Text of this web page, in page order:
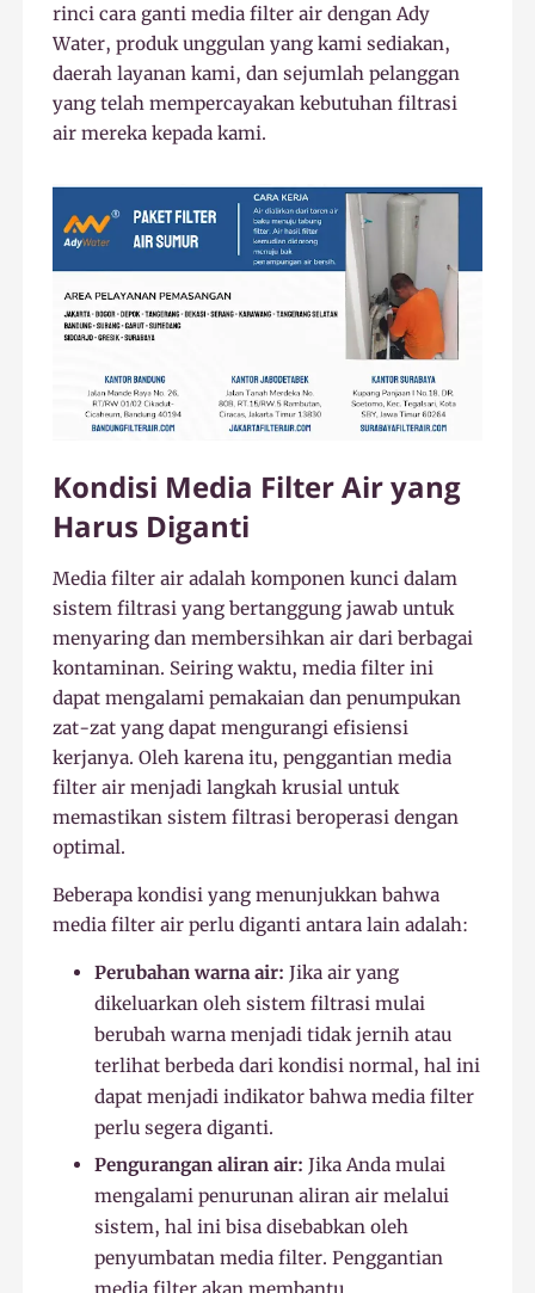
rinci cara ganti media filter air dengan Ady
Water, produk unggulan yang kami sediakan,
daerah layanan kami, dan sejumlah pelanggan
yang telah mempercayakan kebutuhan filtrasi
air mereka kepada kami.
Kondisi Media Filter Air yang
Harus Diganti
Media filter air adalah komponen kunci dalam
sistem filtrasi yang bertanggung jawab untuk
menyaring dan membersihkan air dari berbagai
kontaminan. Seiring waktu, media filter ini
dapat mengalami pemakaian dan penumpukan
zat-zat yang dapat mengurangi efisiensi
kerjanya. Oleh karena itu, penggantian media
filter air menjadi langkah krusial untuk
memastikan sistem filtrasi beroperasi dengan
optimal.
Beberapa kondisi yang menunjukkan bahwa
media filter air perlu diganti antara lain adalah:
Perubahan warna air: Jika air yang
dikeluarkan oleh sistem filtrasi mulai
berubah warna menjadi tidak jernih atau
terlihat berbeda dari kondisi normal, hal ini
dapat menjadi indikator bahwa media filter
perlu segera diganti.
Pengurangan aliran air: Jika Anda mulai
mengalami penurunan aliran air melalui
sistem, hal ini bisa disebabkan oleh
penyumbatan media filter. Penggantian